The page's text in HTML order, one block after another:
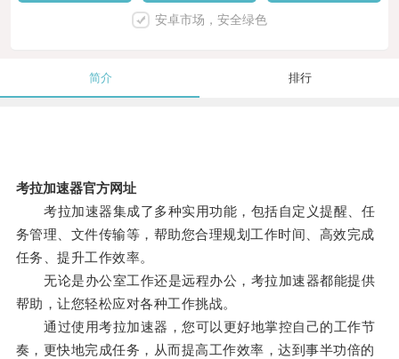
安卓市场，安全绿色
简介 排行
考拉加速器官方网址
考拉加速器集成了多种实用功能，包括自定义提醒、任
务管理、文件传输等，帮助您合理规划工作时间、高效完成
任务、提升工作效率。
无论是办公室工作还是远程办公，考拉加速器都能提供
帮助，让您轻松应对各种工作挑战。
通过使用考拉加速器，您可以更好地掌控自己的工作节
奏，更快地完成任务，从而提高工作效率，达到事半功倍的